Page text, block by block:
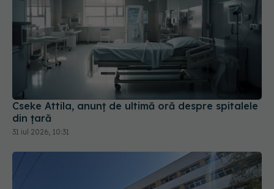
Cseke Attila, anunț de ultimă oră despre spitalele
din țară
31 iul 2026, 10:31